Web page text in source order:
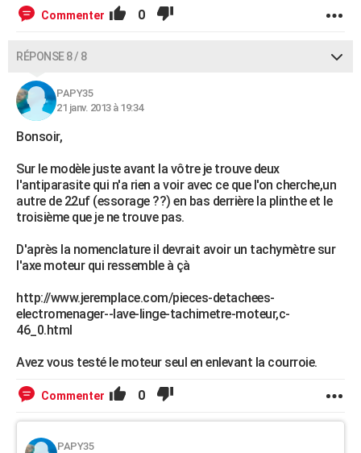
Commenter 0
RÉPONSE 8 / 8
PAPY35
21 janv. 2013 à 19:34
Bonsoir,
Sur le modèle juste avant la vôtre je trouve deux
l'antiparasite qui n'a rien a voir avec ce que l'on cherche,un
autre de 22uf (essorage ??) en bas derrière la plinthe et le
troisième que je ne trouve pas.
D'après la nomenclature il devrait avoir un tachymètre sur
l'axe moteur qui ressemble à çà
http://www.jeremplace.com/pieces-detachees-
electromenager--lave-linge-tachimetre-moteur,c-
46_0.html
Avez vous testé le moteur seul en enlevant la courroie.
Commenter 0
PAPY35